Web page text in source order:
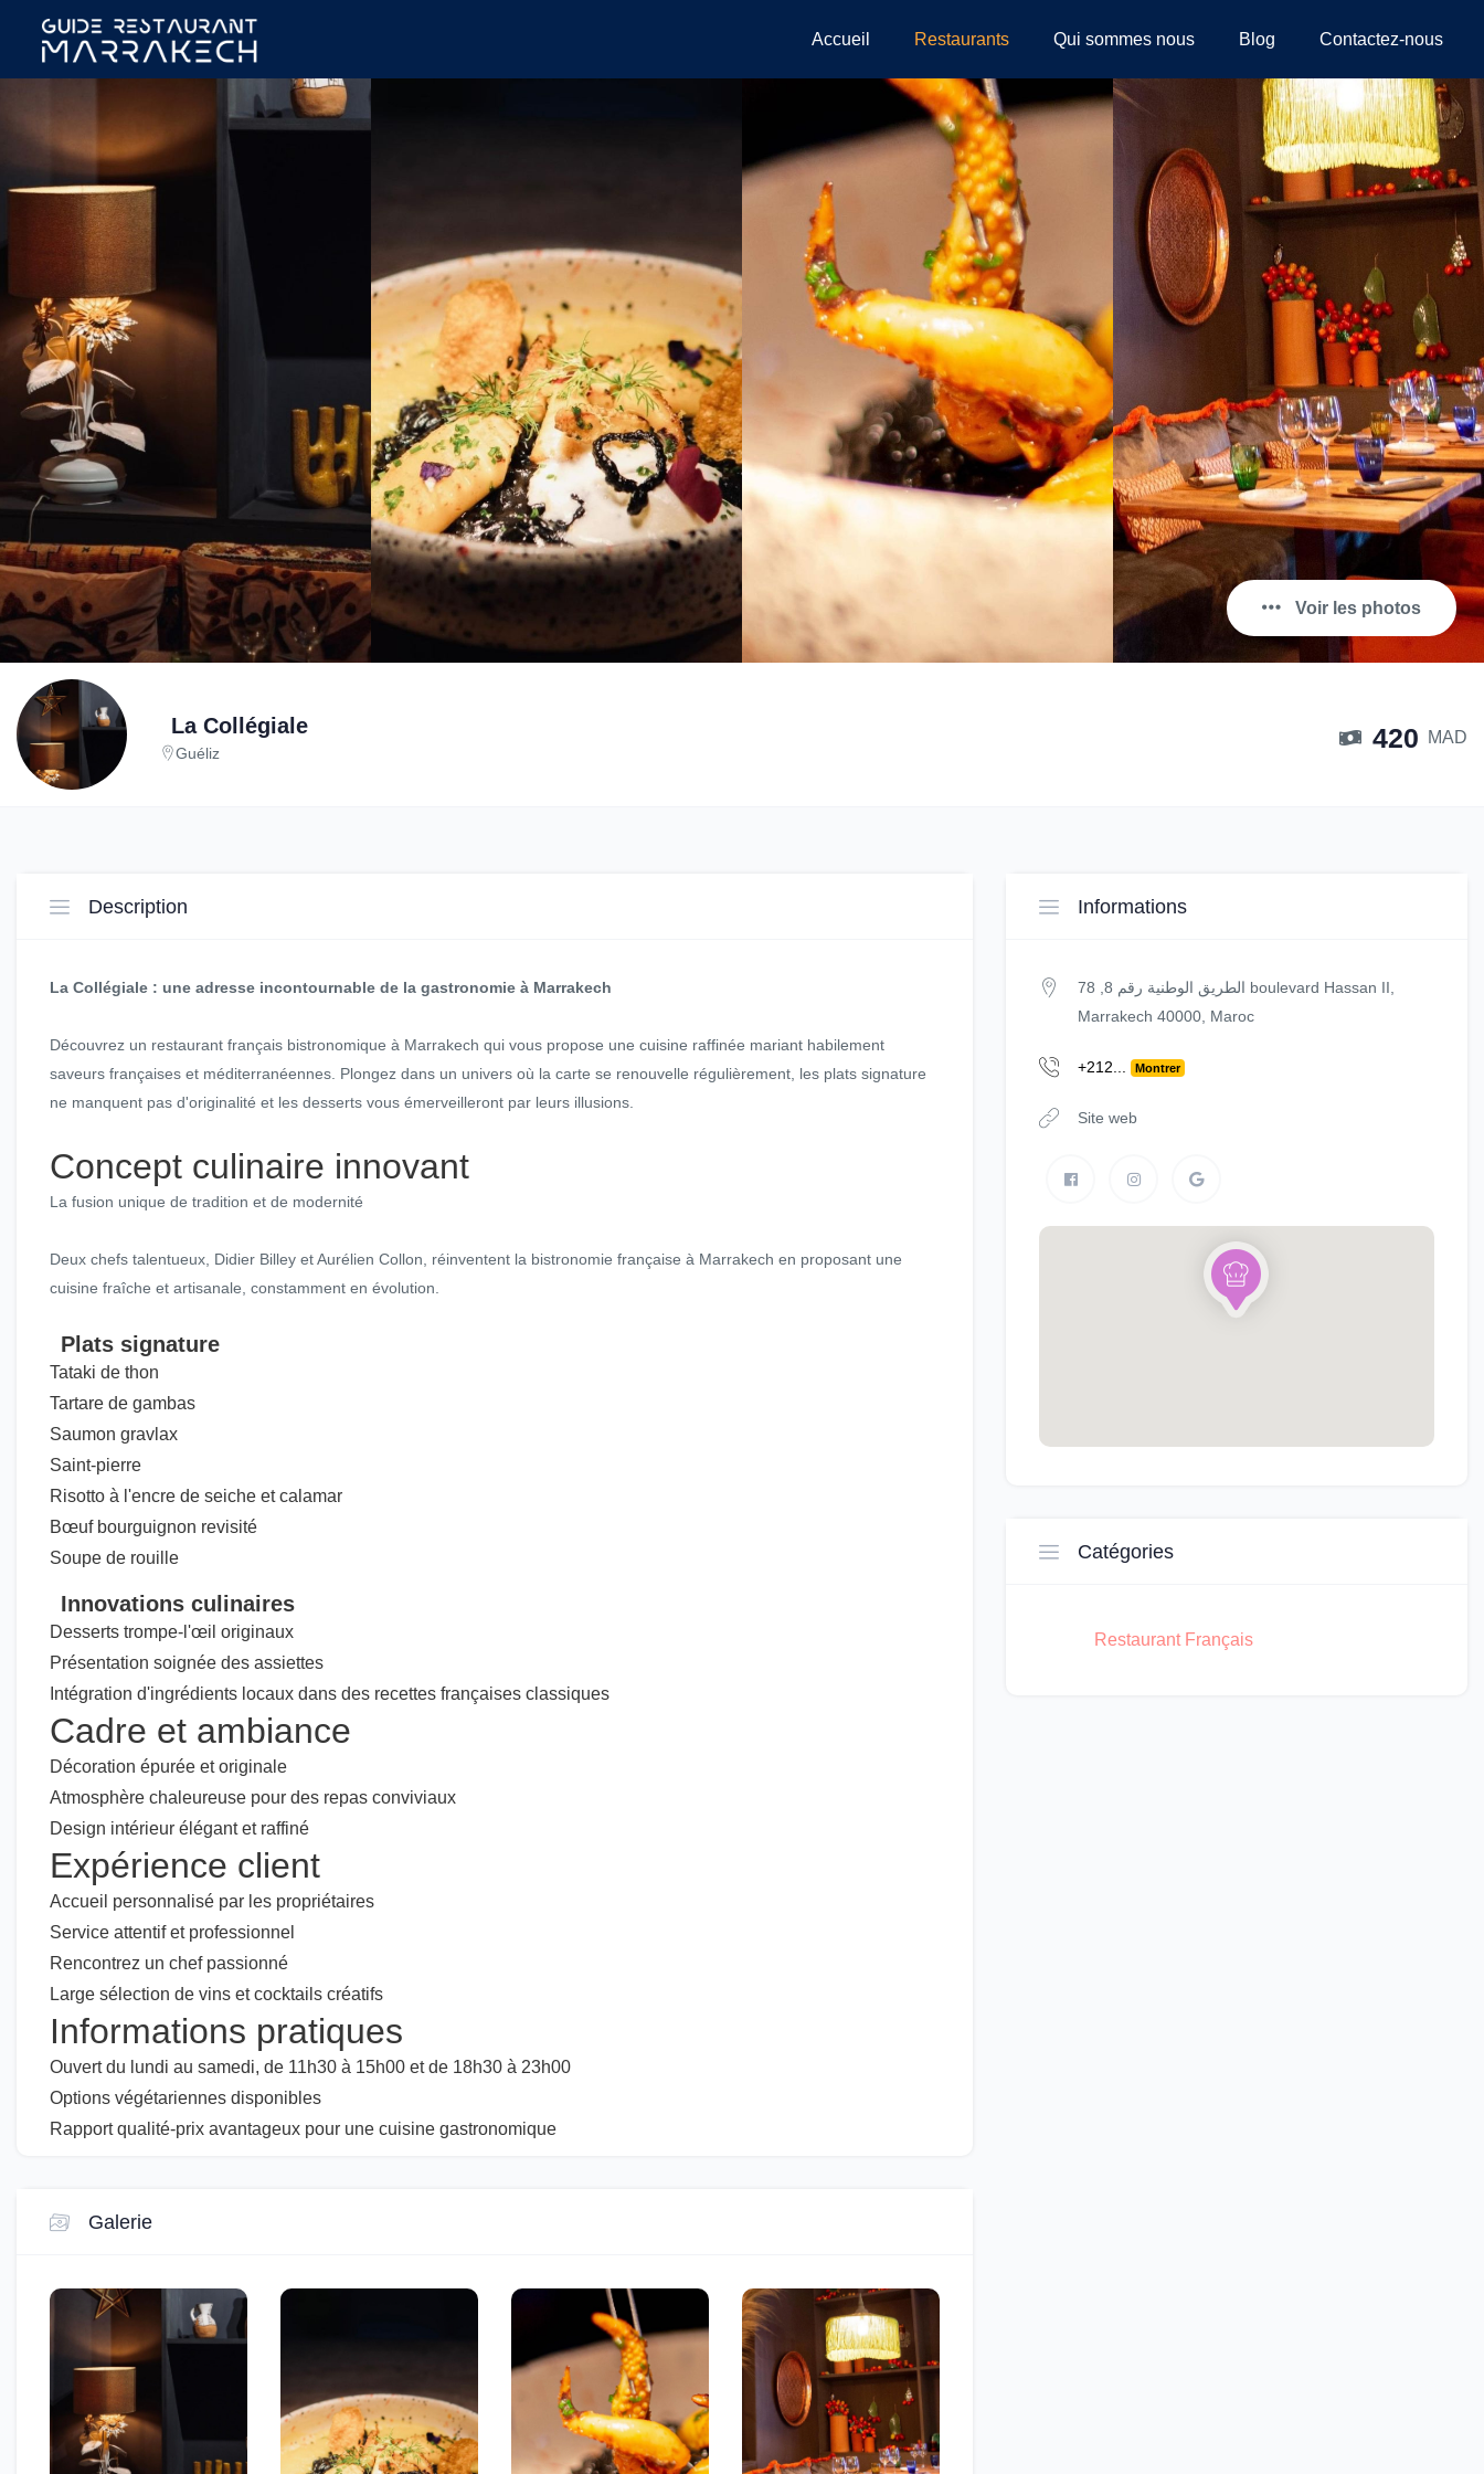
Accueil Restaurants Qui sommes nous Blog Contactez-nous
Voir les photos
La Collégiale
Guéliz 420 MAD
Description
La Collégiale : une adresse incontournable de la gastronomie à Marrakech
Découvrez un restaurant français bistronomique à Marrakech qui vous propose une cuisine raffinée mariant habilement
saveurs françaises et méditerranéennes. Plongez dans un univers où la carte se renouvelle régulièrement, les plats signature
ne manquent pas d'originalité et les desserts vous émerveilleront par leurs illusions.
Concept culinaire innovant
La fusion unique de tradition et de modernité
Deux chefs talentueux, Didier Billey et Aurélien Collon, réinventent la bistronomie française à Marrakech en proposant une
cuisine fraîche et artisanale, constamment en évolution.
Plats signature
Tataki de thon
Tartare de gambas
Saumon gravlax
Saint-pierre
Risotto à l'encre de seiche et calamar
Bœuf bourguignon revisité
Soupe de rouille
Innovations culinaires
Desserts trompe-l'œil originaux
Présentation soignée des assiettes
Intégration d'ingrédients locaux dans des recettes françaises classiques
Cadre et ambiance
Décoration épurée et originale
Atmosphère chaleureuse pour des repas conviviaux
Design intérieur élégant et raffiné
Expérience client
Accueil personnalisé par les propriétaires
Service attentif et professionnel
Rencontrez un chef passionné
Large sélection de vins et cocktails créatifs
Informations pratiques
Ouvert du lundi au samedi, de 11h30 à 15h00 et de 18h30 à 23h00
Options végétariennes disponibles
Rapport qualité-prix avantageux pour une cuisine gastronomique
Galerie
Informations
الطريق الوطنية رقم 8, 78 boulevard Hassan II,
Marrakech 40000, Maroc
+212... Montrer
Site web
Catégories
Restaurant Français